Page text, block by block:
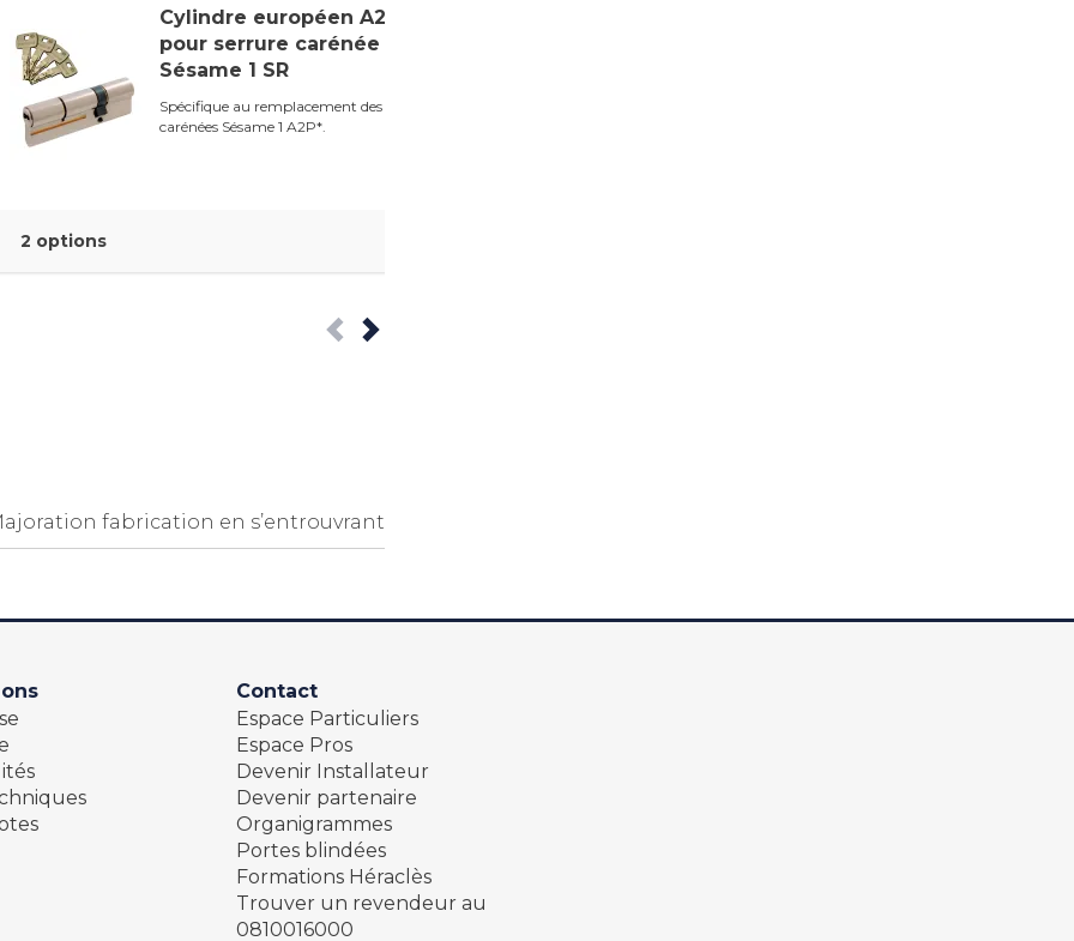
Cylindre européen A2P*
pour serrure carénée
Sésame 1 SR
Spécifique au remplacement des serrures
carénées Sésame 1 A2P*.
2 options
fabrication en s’entrouvrant
Contact
Espace Particuliers
Espace Pros
Devenir Installateur
Devenir partenaire
Organigrammes
Portes blindées
Formations Héraclès
Trouver un revendeur au
0810016000